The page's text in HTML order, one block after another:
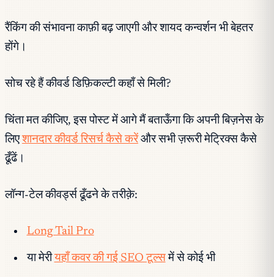
रैंकिंग की संभावना काफ़ी बढ़ जाएगी और शायद कन्वर्शन भी बेहतर
होंगे।
सोच रहे हैं कीवर्ड डिफ़िकल्टी कहाँ से मिली?
चिंता मत कीजिए, इस पोस्ट में आगे मैं बताऊँगा कि अपनी बिज़नेस के
लिएशानदार कीवर्ड रिसर्च कैसे करेंऔर सभी ज़रूरी मेट्रिक्स कैसे
ढूँढें।
लॉन्ग-टेल कीवर्ड्स ढूँढने के तरीक़े:
Long Tail Pro
या मेरीयहाँ कवर की गई SEO टूल्समें से कोई भी